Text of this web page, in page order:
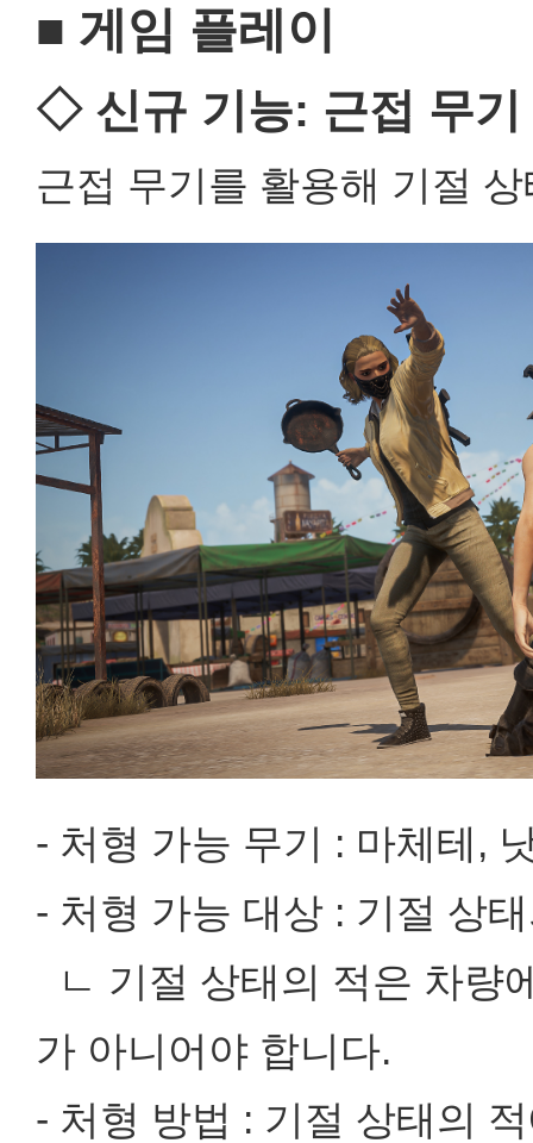
■ 게임 플레이
◇ 신규 기능: 근접 무기
근접 무기를 활용해 기절
- 처형 가능 무기 : 마체테,
- 처형 가능 대상 : 기절 상
ㄴ 기절 상태의 적은 차량
가 아니어야 합니다.
- 처형 방법 : 기절 상태의